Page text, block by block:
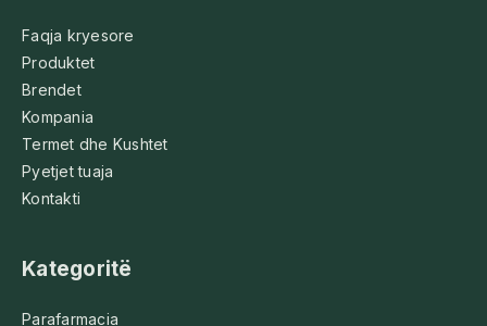
Faqja kryesore
Produktet
Brendet
Kompania
Termet dhe Kushtet
Pyetjet tuaja
Kontakti
Kategoritë
Parafarmacia